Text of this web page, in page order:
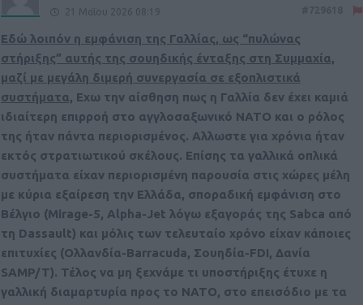
21 Μαΐου 2026 08:19
Εδώ λοιπόν η εμφάνιση της Γαλλίας, ως “πυλώνας
στήριξης” αυτής της σουηδικής ένταξης στη Συμμαχία,
μαζί με μεγάλη διμερή συνεργασία σε εξοπλιστικά
συστήματα, Εχω την αίσθηση πως η Γαλλία δεν έχει καμιά
ιδιαίτερη επιρροή στο αγγλοσαξωνικό ΝΑΤΟ και ο ρόλος
της ήταν πάντα περιορισμένος. Αλλωστε για χρόνια ήταν
εκτός στρατιωτικού σκέλους. Επίσης τα γαλλικά οπλικά
συστήματα είχαν περιορισμένη παρουσία στις χώρες μέλη
με κύρια εξαίρεση την Ελλάδα, σποραδική εμφάνιση στο
Βέλγιο (Mirage-5, Alpha-Jet λόγω εξαγοράς της Sabca από
τη Dassault) και μόλις των τελευταίο χρόνο είχαν κάποιες
επιτυχίες (Ολλανδία-Barracuda, Σουηδία-FDI, Δανία
SAMP/T). Τέλος να μη ξεχνάμε τι υποστήριξης έτυχε η
γαλλική διαμαρτυρία προς το ΝΑΤΟ, στο επεισόδιο με τα